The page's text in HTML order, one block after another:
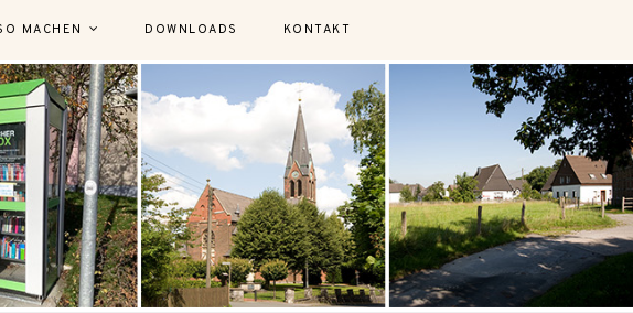
MACHEN DOWNLOADS KONTAKT